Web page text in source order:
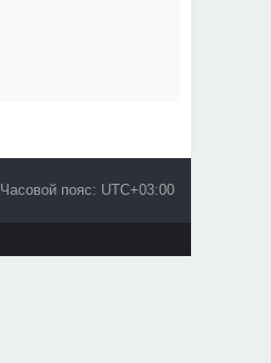
Часовой пояс: UTC+03:00